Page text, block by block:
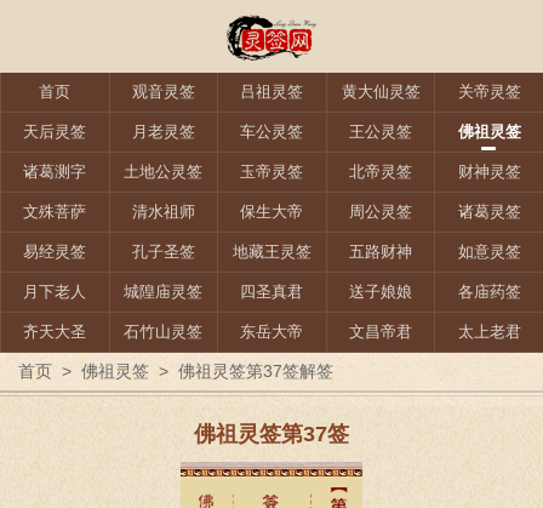
首页 观音灵签 吕祖灵签 黄大仙灵签 关帝灵签
天后灵签 月老灵签 车公灵签 王公灵签 佛祖灵签
诸葛测字 土地公灵签 玉帝灵签 北帝灵签 财神灵签
文殊菩萨 清水祖师 保生大帝 周公灵签 诸葛灵签
易经灵签 孔子圣签 地藏王灵签 五路财神 如意灵签
月下老人 城隍庙灵签 四圣真君 送子娘娘 各庙药签
齐天大圣 石竹山灵签 东岳大帝 文昌帝君 太上老君
首页 > 佛祖灵签 > 佛祖灵签第37签解签
佛祖灵签第37签